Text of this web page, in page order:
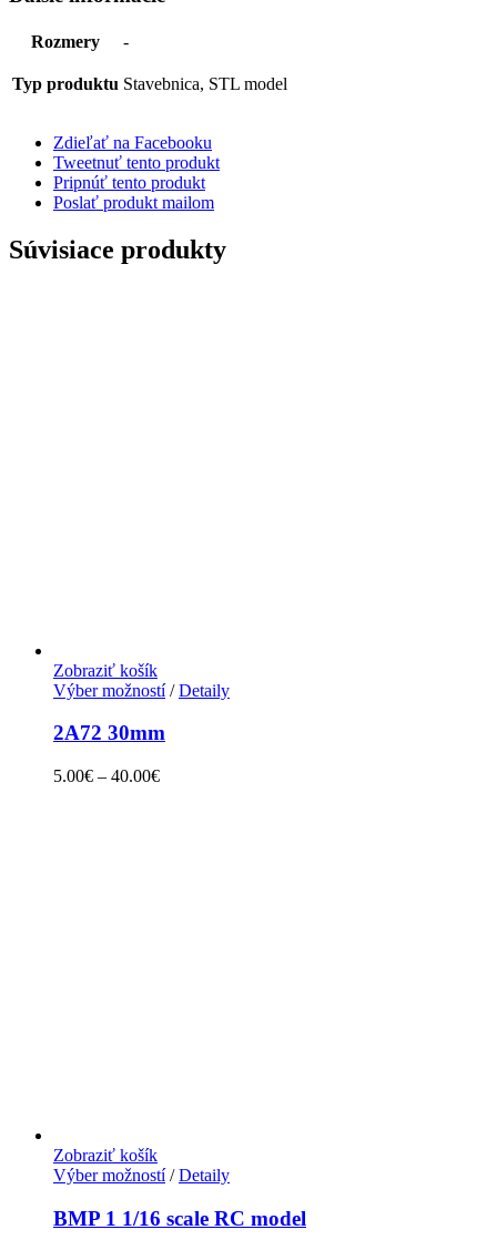
Rozmery -
Typ produktu Stavebnica, STL model
Zdieľať na Facebooku
Tweetnuť tento produkt
Pripnúť tento produkt
Poslať produkt mailom
Súvisiace produkty
Zobraziť košík
Výber možností/ Detaily
2A72 30mm
5.00€ – 40.00€
Zobraziť košík
Výber možností/ Detaily
BMP 1 1/16 scale RC model